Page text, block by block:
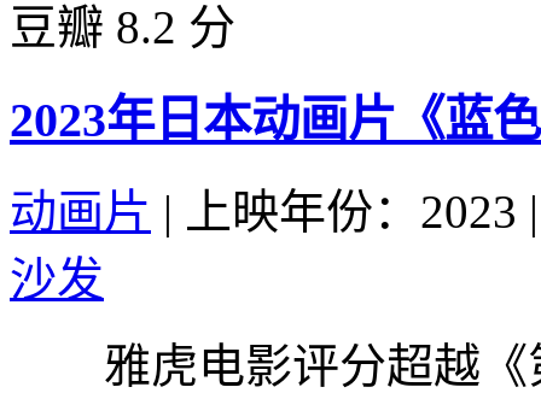
豆瓣 8.2 分
2023年日本动画片《蓝
动画片 | 上映年份：2023 |
沙发
雅虎电影评分超越《